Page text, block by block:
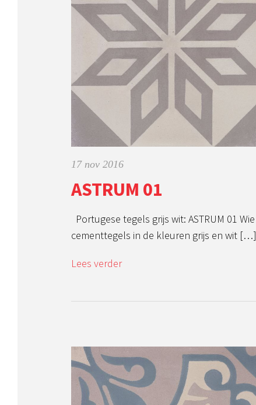
17 nov 2016
ASTRUM 01
Portugese tegels grijs wit: ASTRUM 01
cementtegels in de kleuren grijs en wit […]
Lees verder